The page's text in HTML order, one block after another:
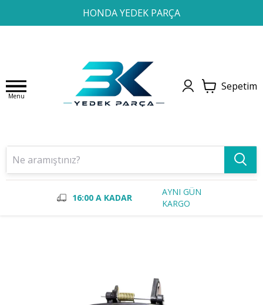
HONDA YEDEK PARÇA
1 2 3 4
Menu
Sepetim
16:00 A KADAR
AYNI GÜN
KARGO